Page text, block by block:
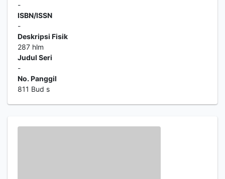
-
ISBN/ISSN
-
Deskripsi Fisik
287 hlm
Judul Seri
-
No. Panggil
811 Bud s